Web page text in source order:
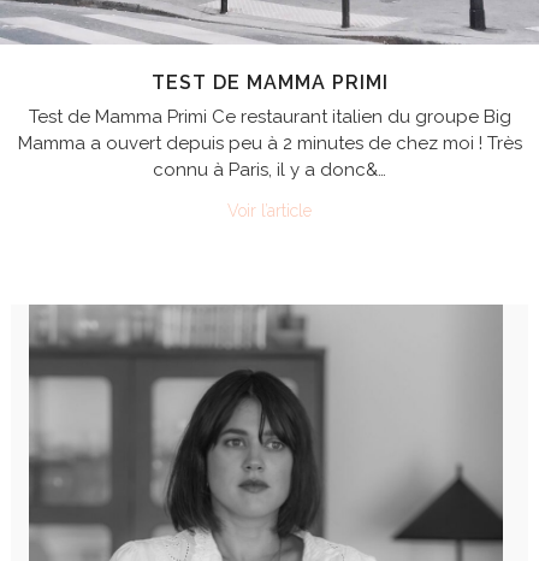
TEST DE MAMMA PRIMI
Test de Mamma Primi Ce restaurant italien du groupe Big
Mamma a ouvert depuis peu à 2 minutes de chez moi ! Très
connu à Paris, il y a donc&…
Voir l’article